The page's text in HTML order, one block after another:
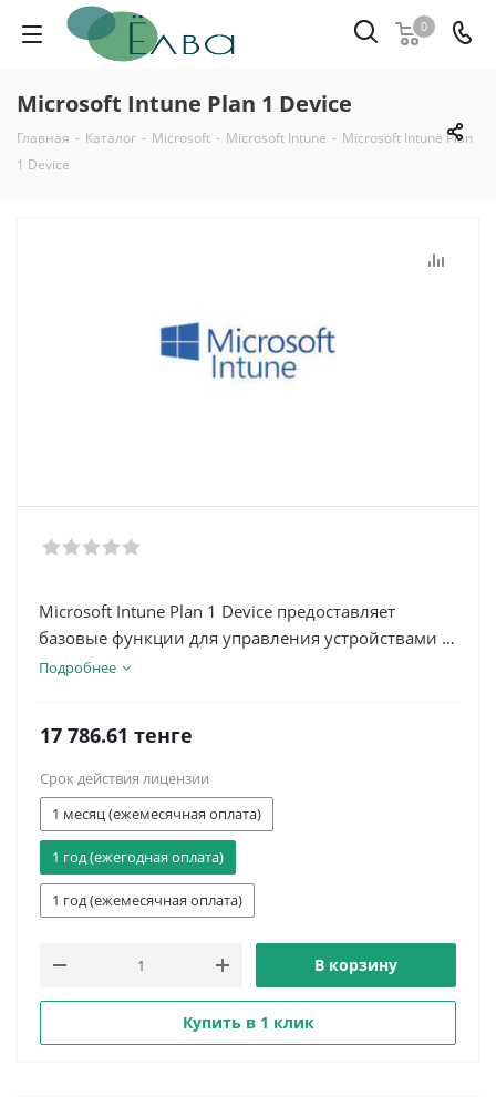
0
Microsoft Intune Plan 1 Device
Главная - Каталог - Microsoft - Microsoft Intune - Microsoft Intune Plan
1 Device
Microsoft Intune Plan 1 Device предоставляет
базовые функции для управления устройствами в
организации.
Подробнее
17 786.61 тенге
Срок действия лицензии
1 месяц (ежемесячная оплата)
1 год (ежегодная оплата)
1 год (ежемесячная оплата)
В корзину
Купить в 1 клик